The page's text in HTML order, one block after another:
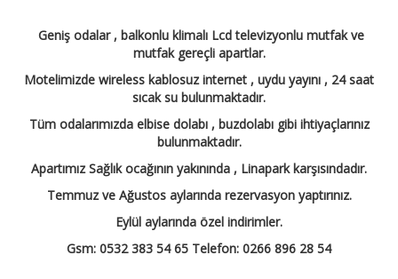
Geniş odalar , balkonlu klimalı Lcd televizyonlu mutfak ve
mutfak gereçli apartlar.
Motelimizde wireless kablosuz internet , uydu yayını , 24 saat
sıcak su bulunmaktadır.
Tüm odalarımızda elbise dolabı , buzdolabı gibi ihtiyaçlarınız
bulunmaktadır.
Apartımız Sağlık ocağının yakınında , Linapark karşısındadır.
Temmuz ve Ağustos aylarında rezervasyon yaptırınız.
Eylül aylarında özel indirimler.
Gsm: 0532 383 54 65 Telefon: 0266 896 28 54